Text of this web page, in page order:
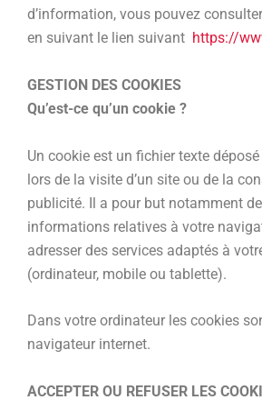
d’information, vous pouvez
en suivant le lien suivant https://
GESTION DES COOKIES
Qu’est-ce qu’un cookie ?
Un cookie est un fichier texte
lors de la visite d’un site ou de la
publicité. Il a pour but notamment
informations relatives à votre
adresser des services adaptés à
(ordinateur, mobile ou tablette).
Dans votre ordinateur les cookies
navigateur internet.
ACCEPTER OU REFUSER LES